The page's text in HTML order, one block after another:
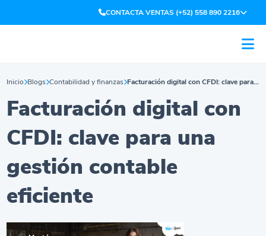
CONTACTA VENTAS (+52) 558 890 2216
Inicio Blogs Contabilidad y finanzas Facturación digital con CFDI: clave para una gestión contable eficiente
Facturación digital con
CFDI: clave para una
gestión contable
eficiente